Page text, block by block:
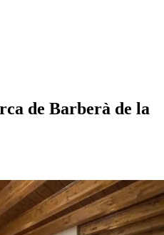
de Barberà de la